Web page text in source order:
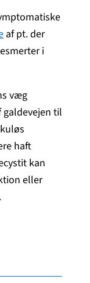
af pt. der
i
væg
til
haft
kan
eller